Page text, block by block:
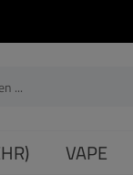
VAPE